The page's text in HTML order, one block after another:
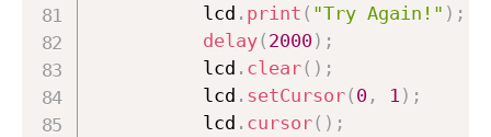
          lcd
. print ( "Try Again!" ) ;
delay( 2000) ;
          lcd
. clear( ) ;
          lcd
. setCursor( 0, 1 ) ;
          lcd
. cursor( ) ;